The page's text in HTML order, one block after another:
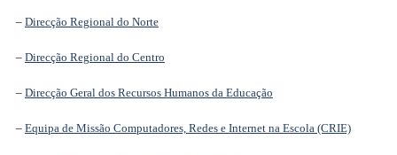
– Direcção Regional do Norte
– Direcção Regional do Centro
– Direcção Geral dos Recursos Humanos da Educação
– Equipa de Missão Computadores, Redes e Internet na Escola (CRIE)